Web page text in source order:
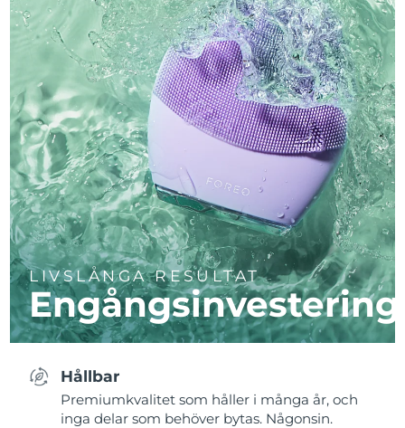
LIVSLÅNGA RESULTAT
Engångsinvestering
Hållbar
Premiumkvalitet som håller i många år, och
inga delar som behöver bytas. Någonsin.